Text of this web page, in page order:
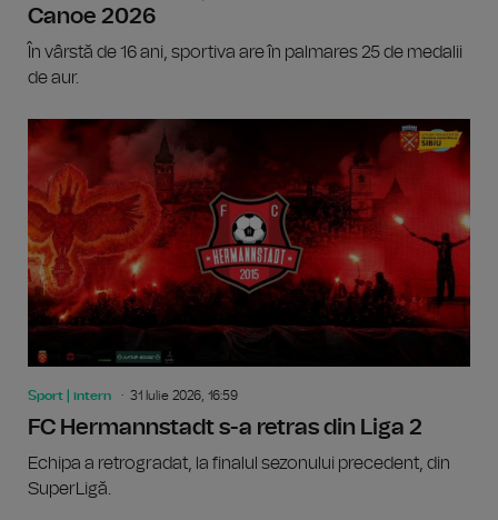
Canoe 2026
În vârstă de 16 ani, sportiva are în palmares 25 de medalii
de aur.
Sport | intern 31 Iulie 2026, 16:59
FC Hermannstadt s-a retras din Liga 2
Echipa a retrogradat, la finalul sezonului precedent, din
SuperLigă.